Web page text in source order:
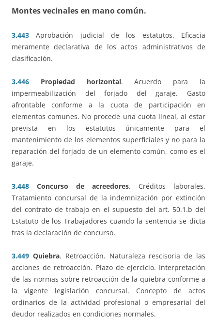
Montes vecinales en mano común.
3.443 Aprobación judicial de los estatutos. Eficacia
meramente declarativa de los actos administrativos de
clasificación.
3.446 Propiedad horizontal. Acuerdo para la
impermeabilización del forjado del garaje. Gasto
afrontable conforme a la cuota de participación en
elementos comunes. No procede una cuota lineal, al estar
prevista en los estatutos únicamente para el
mantenimiento de los elementos superficiales y no para la
reparación del forjado de un elemento común, como es el
garaje.
3.448 Concurso de acreedores. Créditos laborales.
Tratamiento concursal de la indemnización por extinción
del contrato de trabajo en el supuesto del art. 50.1.b del
Estatuto de los Trabajadores cuando la sentencia se dicta
tras la declaración de concurso.
3.449 Quiebra. Retroacción. Naturaleza rescisoria de las
acciones de retroacción. Plazo de ejercicio. Interpretación
de las normas sobre retroacción de la quiebra conforme a
la vigente legislación concursal. Concepto de actos
ordinarios de la actividad profesional o empresarial del
deudor realizados en condiciones normales.